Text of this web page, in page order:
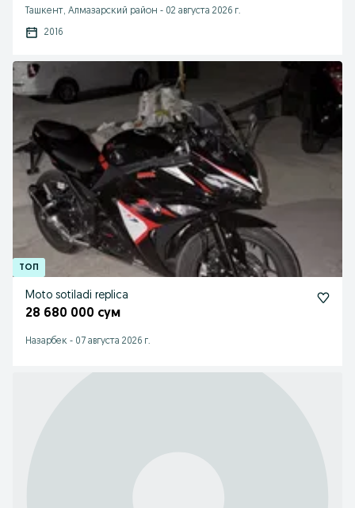
Ташкент, Алмазарский район - 02 августа 2026 г.
2016
Moto sotiladi replica
28 680 000 сум
Назарбек - 07 августа 2026 г.